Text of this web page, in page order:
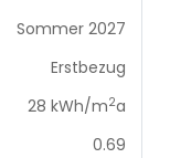
Sommer 2027
Erstbezug
28 kWh/m2a
0.69